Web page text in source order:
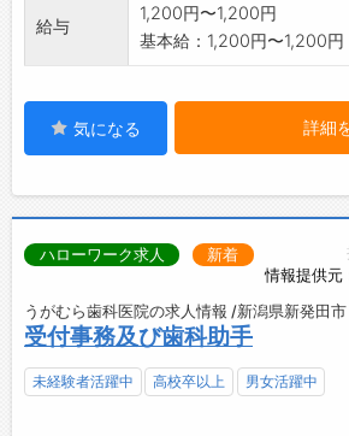
給与
1,200円〜1,200円
基本給：1,200円〜1,200円
気になる 詳細
情報提供元
ハローワーク求人 新着
うがむら歯科医院の求人情報 /新潟県新発田市
受付事務及び歯科助手
未経験者活躍中 高校卒以上 男女活躍中